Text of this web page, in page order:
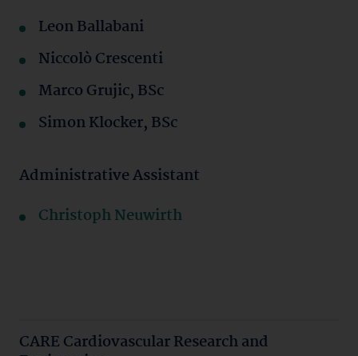
Leon Ballabani
Niccolò Crescenti
Marco Grujic, BSc
Simon Klocker, BSc
Administrative Assistant
Christoph Neuwirth
CARE Cardiovascular Research and